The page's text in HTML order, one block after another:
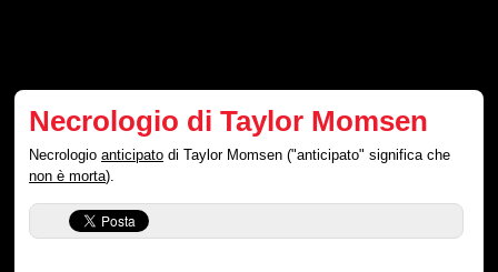
Necrologio di Taylor Momsen
Necrologioanticipato di Taylor Momsen ("anticipato" significa che
non è morta).